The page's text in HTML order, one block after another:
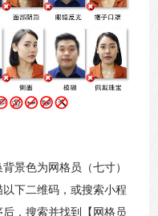
景色为网格员（七寸）
下二维码，或搜索小程
，搜索并找到【网格员